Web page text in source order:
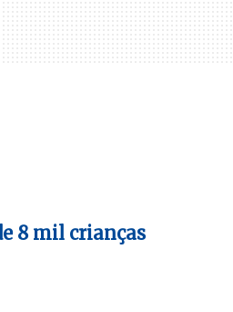
8 mil crianças